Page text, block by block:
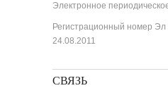
Электронное
Регистрационный номер
24.08.2011
СВЯЗЬ